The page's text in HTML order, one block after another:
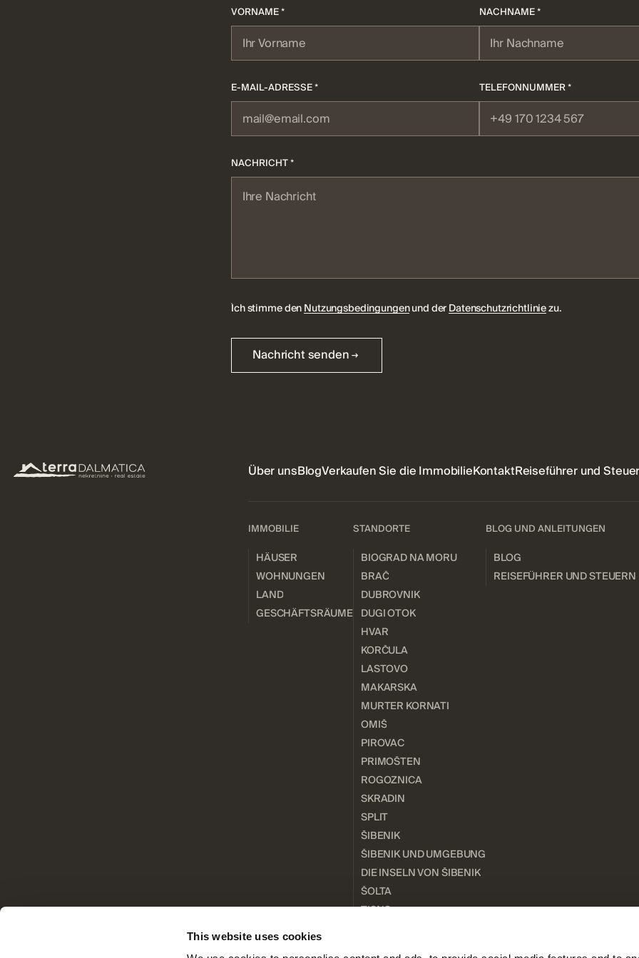
This website uses cookies
VORNAME * NACHNAME *
E-MAIL-ADRESSE * TELEFONNUMMER *
NACHRICHT *
Ich stimme denNutzungsbedingungenund derDatenschutzrichtliniezu.
Nachricht senden
Über unsBlogVerkaufen Sie die ImmobilieKontaktReiseführer und
IMMOBILIE
HÄUSER
WOHNUNGEN
LAND
GESCHÄFTSRÄUME
STANDORTE
BIOGRAD NA MORU
BRAČ
DUBROVNIK
DUGI OTOK
HVAR
KORČULA
LASTOVO
MAKARSKA
MURTER KORNATI
OMIŠ
PIROVAC
PRIMOŠTEN
ROGOZNICA
SKRADIN
SPLIT
ŠIBENIK
ŠIBENIK UND UMGEBUNG
DIE INSELN VON ŠIBENIK
ŠOLTA
TISNO
BLOG UND ANLEITUNGEN
BLOG
REISEFÜHRER UND STEUERN